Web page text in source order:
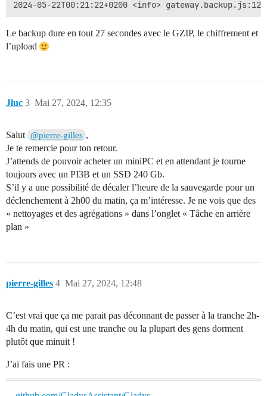
Le backup dure en tout 27 secondes avec le GZIP, le chiffrement et
l’upload
Jluc Mai 27, 2024, 12:35
3
Salut @pierre-gilles ,
Je te remercie pour ton retour.
J’attends de pouvoir acheter un miniPC et en attendant je tourne
toujours avec un PI3B et un SSD 240 Gb.
S’il y a une possibilité de décaler l’heure de la sauvegarde pour un
déclenchement à 2h00 du matin, ça m’intéresse. Je ne vois que des
« nettoyages et des agrégations » dans l’onglet « Tâche en arrière
plan »
pierre-gilles Mai 27, 2024, 12:48
4
C’est vrai que ça me parait pas déconnant de passer à la tranche 2h-
4h du matin, qui est une tranche ou la plupart des gens dorment
plutôt que minuit !
J’ai fais une PR :